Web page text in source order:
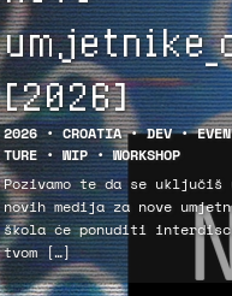
* 👁️ 👁️
[2026]
2026•CROATIA•DEV•
TURE •WIP•WORKSHOP
Pozivamo te da se uključiš
novih medija za nove
škola će ponuditi
tvom […]